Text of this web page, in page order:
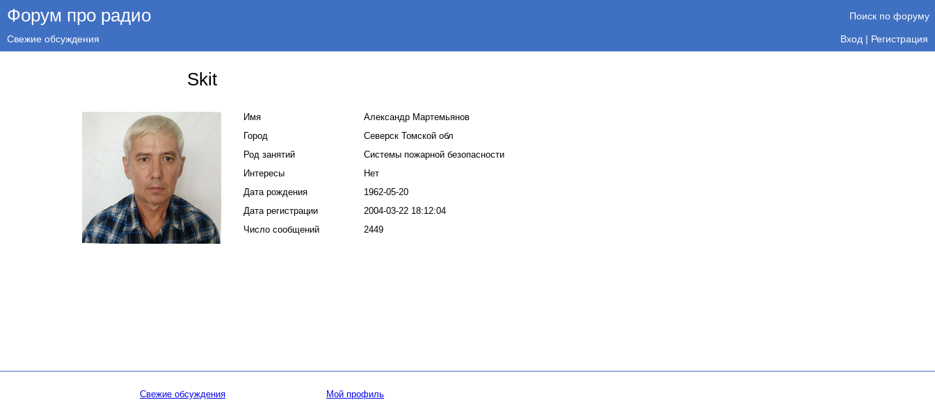
Форум про радио Поиск по форуму
Свежие обсуждения Вход | Регистрация
Skit
Имя
Александр Мартемьянов
Город
Северск Томской обл
Род занятий
Системы пожарной безопасности
Интересы
Нет
Дата рождения
1962-05-20
Дата регистрации
2004-03-22 18:12:04
Число сообщений
2449
Свежие обсуждения
Мой профиль